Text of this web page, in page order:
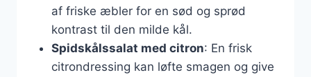
af friske æbler for en sød og sprød
kontrast til den milde kål.
Spidskålssalat med citron: En frisk
citrondressing kan løfte smagen og give